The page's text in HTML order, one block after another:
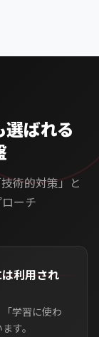
ばれる
術的対策」と
ーチ
利用され
学習に使わ
す。